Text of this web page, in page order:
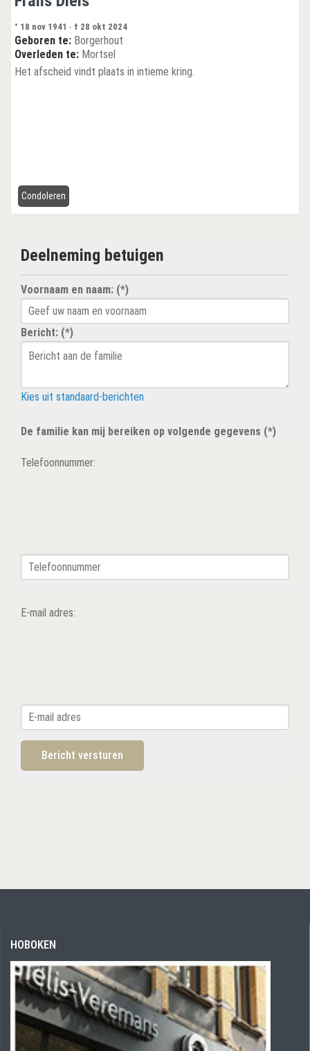
° 18 nov 1941 - † 28 okt 2024
Geboren te: Borgerhout
Overleden te: Mortsel
Het afscheid vindt plaats in intieme kring.
Condoleren
Deelneming betuigen
Voornaam en naam: (*)
Bericht: (*)
Kies uit standaard-berichten
De familie kan mij bereiken op volgende gegevens (*)
Telefoonnummer:
E-mail adres:
HOBOKEN